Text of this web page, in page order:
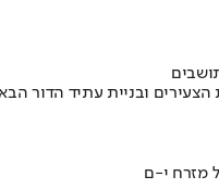
ובניית עתיד הדור
מזרח י-ם